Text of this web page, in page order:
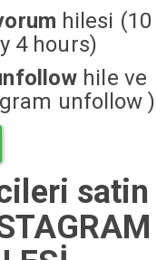
hilesi (10
4 hours)
hile ve
unfollow )
satin